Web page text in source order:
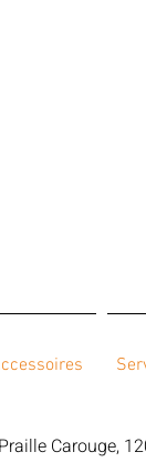
Carouge,